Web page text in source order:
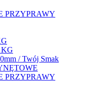
PRZYPRAWY
/ Twój Smak
PRZYPRAWY